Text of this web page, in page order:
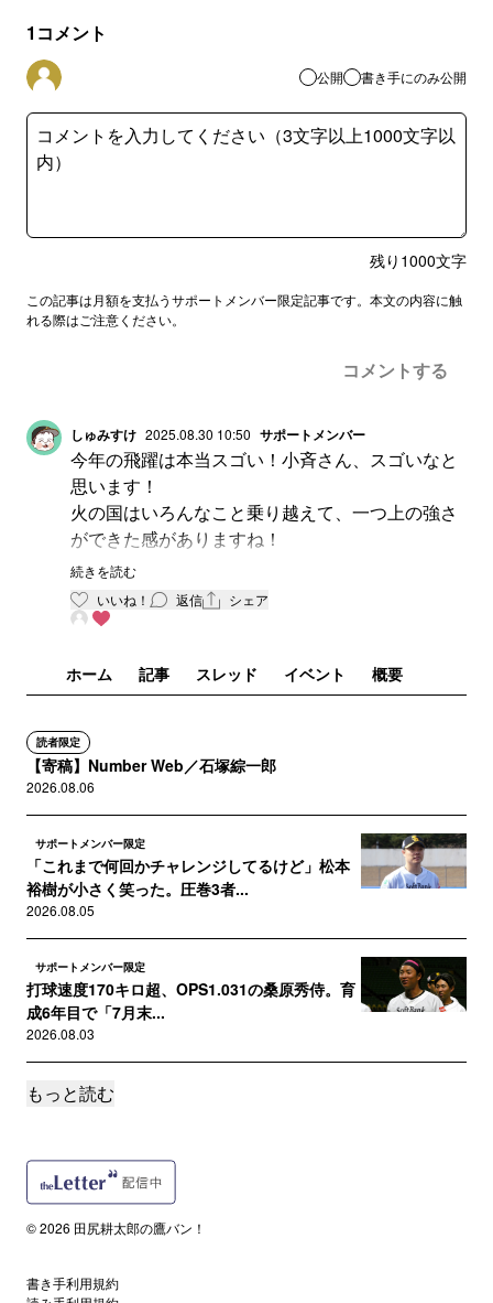
1 コメント
公開 書き手にのみ公開
残り 1000文字
この記事は月額を支払うサポートメンバー限定記事です。本文の内容に触
れる際はご注意ください。
コメントする
しゅみすけ 2025.08.30 10:50 サポートメンバー
今年の飛躍は本当スゴい！小斉さん、スゴいなと
思います！
火の国はいろんなこと乗り越えて、一つ上の強さ
ができた感がありますね！
馬原さんもGMで戻って、一度解説してるの聞き
ましたが、選手のことしっかり見てるのがスゴく
伝わりました。
続きを読む
いいね！
返信 シェア
ホーム 記事 スレッド イベント 概要
読者限定
【寄稿】Number Web／石塚綜一郎
2026.08.06
サポートメンバー限定
「これまで何回かチャレンジしてるけど」松本
裕樹が小さく笑った。圧巻3者...
2026.08.05
サポートメンバー限定
打球速度170キロ超、OPS1.031の桑原秀侍。育
成6年目で「7月末...
2026.08.03
サポートメンバー限定
2026.08.03
秋広優人がトップタイ8号も、斉藤和巳2軍監督
2026.08.02
もっと読む
© 2026 田尻耕太郎の鷹バン！
書き手利用規約